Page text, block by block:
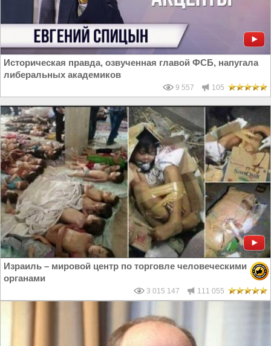
Историческая правда, озвученная главой ФСБ, напугала
либеральных академиков
9 557 105
Израиль – мировой центр по торговле человеческими
органами
3 015 147 111 055